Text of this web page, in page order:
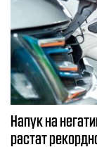
Напук на
растат